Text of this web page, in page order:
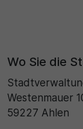
Wo Sie die
Westenmauer
59227 Ahlen